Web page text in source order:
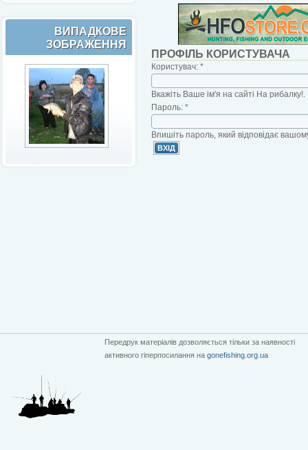
ВИПАДКОВЕ
ЗОБРАЖЕННЯ
ПРОФІЛЬ КОРИСТУВАЧА
Користувач: *
Вкажіть Ваше ім'я на сайті На рибалку!.
Пароль: *
Впишіть пароль, який відповідає
Передрук матеріалів дозволяється тільки за наявності
активного гіперпосилання на gonefishing.org.ua